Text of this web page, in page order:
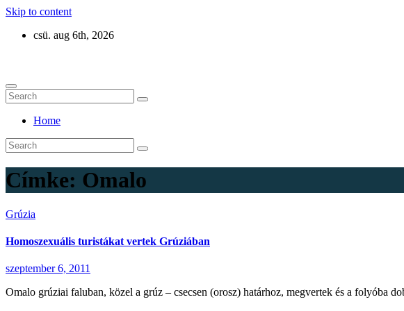
Skip to content
csü. aug 6th, 2026
Home
Címke: Omalo
Grúzia
Homoszexuális turistákat vertek Grúziában
szeptember 6, 2011
Omalo grúziai faluban, közel a grúz – csecsen (orosz) határhoz, megvertek és a folyóba